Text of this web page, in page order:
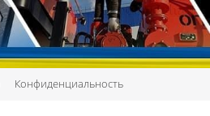
Конфиденциальность